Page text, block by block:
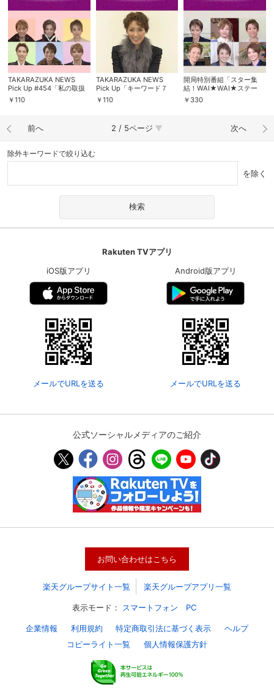
TAKARAZUKA NEWS
Pick Up #454「私の取扱
説明書。」～2016年1月 お
正月スペシャルより～
￥110
TAKARAZUKA NEWS
Pick Up「キーワード７
轟悠」～2013年1月お正月
スペシャルより～
￥110
開局特別番組「スター集
結！WAI★WAI★ステー
ジ」
￥ 330
前へ 2 / 5ページ 次へ
除外キーワードで絞り込む
を除く
Rakuten TVアプリ
iOS版アプリ
メールでURLを送る
Android版アプリ
メールでURLを送る
公式ソーシャルメディアのご紹介
お問い合わせはこちら
楽天グループサイト一覧 楽天グループアプリ一覧
表示モード： スマートフォン PC
企業情報 利用規約 特定商取引法に基づく表示
ヘルプ
コピーライト一覧
個人情報保護方針